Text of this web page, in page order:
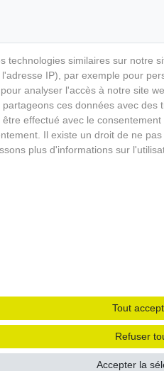
technologies similaires sur notre
IP), par exemple pour
analyser l'accès à notre site
ces données avec
effectué avec le
Il existe un droit de ne
plus d'informations sur
Tout
Refuser
Accepter la